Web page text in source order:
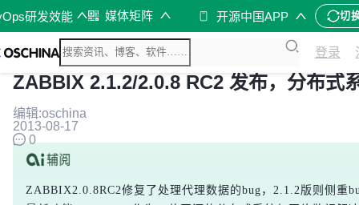
研发效能 媒体矩阵 开源中国APP 切
登录
ZABBIX 2.1.2/2.0.8 RC2 发布，分布式
编辑:oschina
2013-08-17
0
ZABBIX2.0.8RC2修复了处理代理数据的bug，2.1.2版则侧重